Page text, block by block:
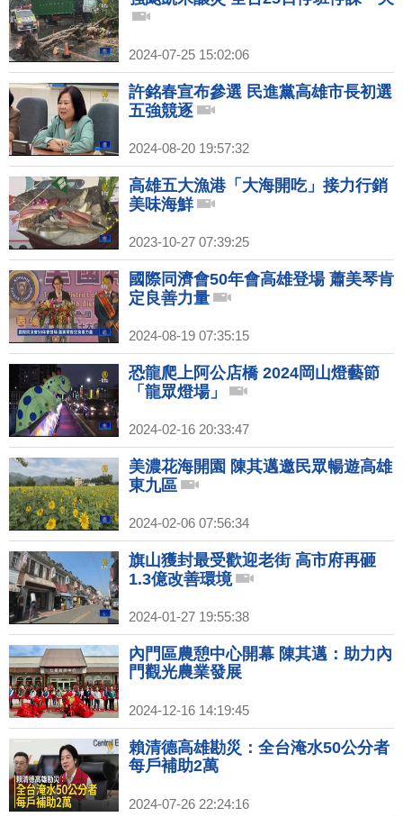
2024-07-25 15:02:06
許銘春宣布參選 民進黨高雄市長初選
五強競逐
2024-08-20 19:57:32
高雄五大漁港「大海開吃」接力行銷
美味海鮮
2023-10-27 07:39:25
國際同濟會50年會高雄登場 蕭美琴肯
定良善力量
2024-08-19 07:35:15
恐龍爬上阿公店橋 2024岡山燈藝節
「龍眾燈場」
2024-02-16 20:33:47
美濃花海開園 陳其邁邀民眾暢遊高雄
東九區
2024-02-06 07:56:34
旗山獲封最受歡迎老街 高市府再砸
1.3億改善環境
2024-01-27 19:55:38
內門區農憩中心開幕 陳其邁：助力內
門觀光農業發展
2024-12-16 14:19:45
賴清德高雄勘災：全台淹水50公分者
每戶補助2萬
2024-07-26 22:24:16